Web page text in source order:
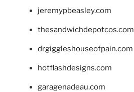
jeremypbeasley.com
thesandwichdepotcos.com
drgiggleshouseofpain.com
hotflashdesigns.com
garagenadeau.com